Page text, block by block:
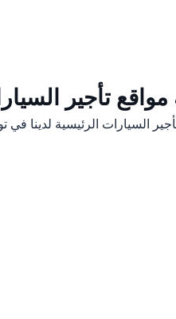
تأجير
السيارات الرئيسية لدينا في